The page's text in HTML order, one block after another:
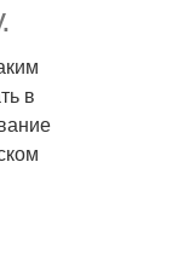
в